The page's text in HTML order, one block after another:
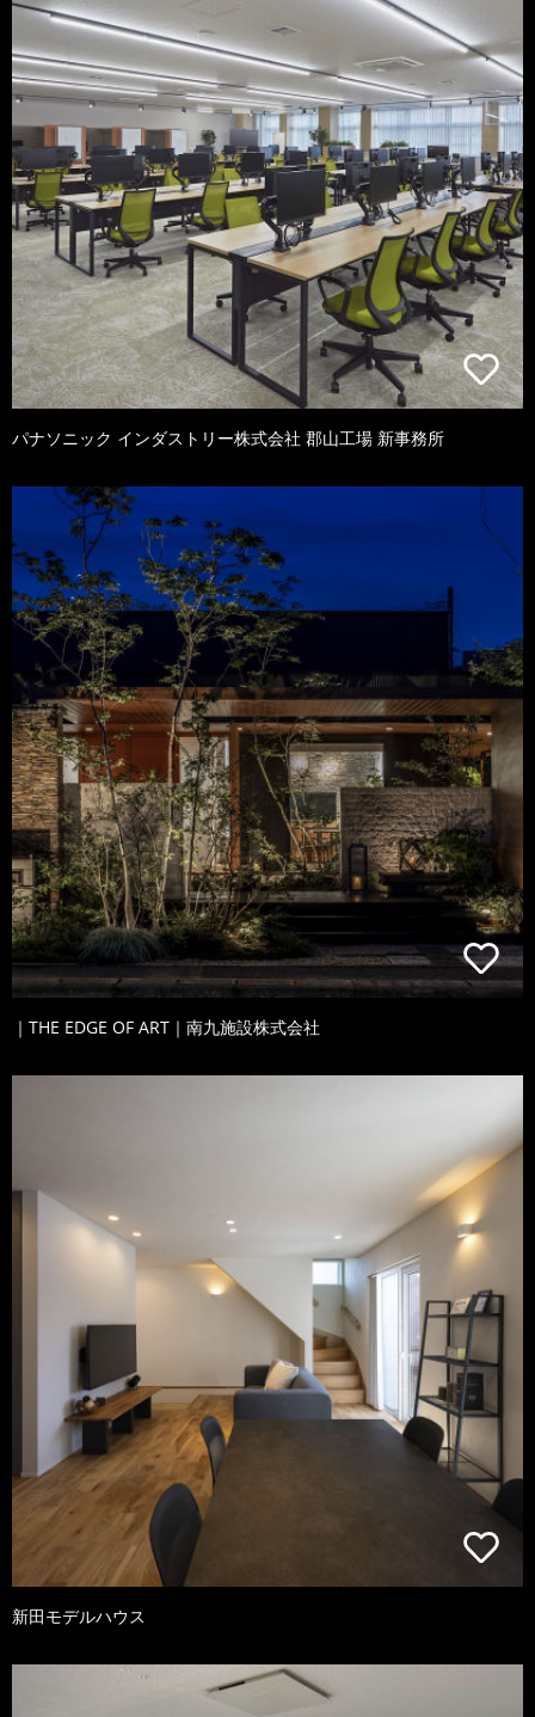
パナソニック インダストリー株式会社 郡山工場 新事務所
｜THE EDGE OF ART｜南九施設株式会社
新田モデルハウス